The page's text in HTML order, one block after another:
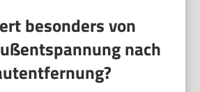
besonders von
nach